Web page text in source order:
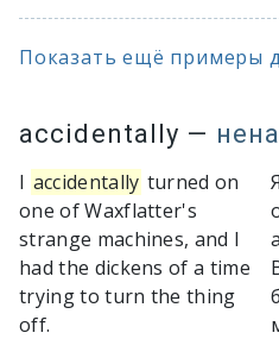
Показать ещё примеры
accidentally —
I accidentally turned on
one of Waxflatter's
strange machines, and I
had the dickens of a time
trying to turn the thing
off.
Я